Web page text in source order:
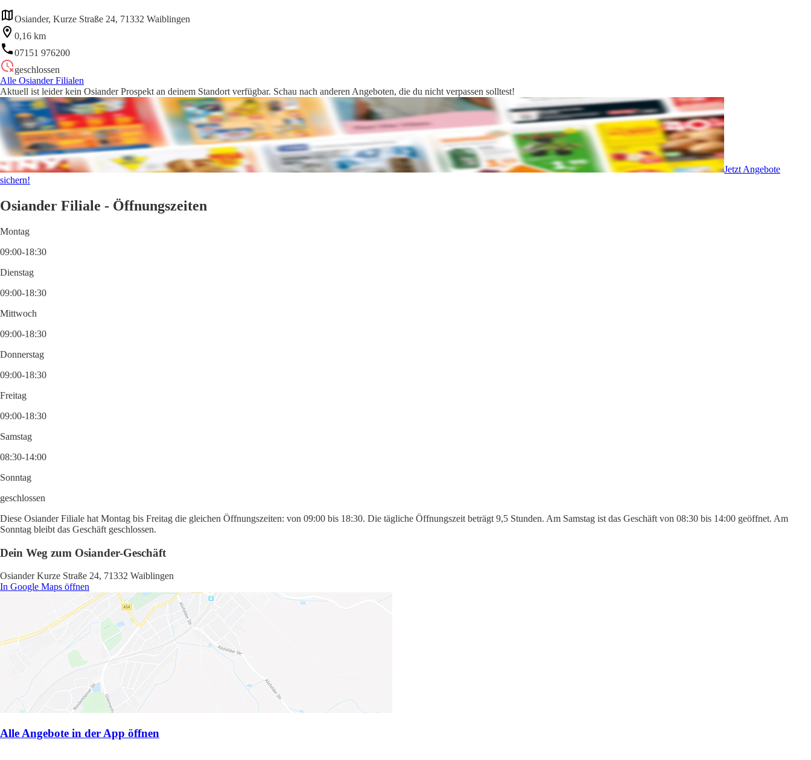
Osiander, Kurze Straße 24, 71332 Waiblingen
0,16 km
07151 976200
geschlossen
Alle Osiander Filialen
Aktuell ist leider kein Osiander Prospekt an deinem Standort verfügbar. Schau nach anderen Angeboten, die du nicht verpassen solltest!
Jetzt Angebote
sichern!
Osiander Filiale - Öffnungszeiten
Montag
09:00-18:30
Dienstag
09:00-18:30
Mittwoch
09:00-18:30
Donnerstag
09:00-18:30
Freitag
09:00-18:30
Samstag
08:30-14:00
Sonntag
geschlossen
Diese Osiander Filiale hat Montag bis Freitag die gleichen Öffnungszeiten: von 09:00 bis 18:30. Die tägliche Öffnungszeit beträgt 9,5 Stunden. Am Samstag ist das Geschäft von 08:30 bis 14:00 geöffnet. Am
Sonntag bleibt das Geschäft geschlossen.
Dein Weg zum Osiander-Geschäft
Osiander Kurze Straße 24, 71332 Waiblingen
In Google Maps öffnen
Alle Angebote in der App öffnen